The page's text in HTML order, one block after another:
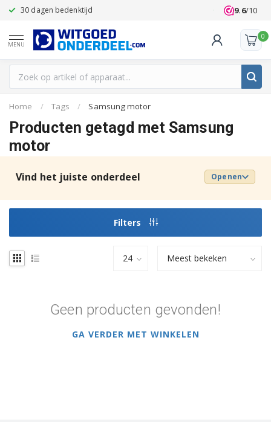
30 dagen bedenktijd Klanten
9.6/10
MENU
0
Home / Tags / Samsung motor
Producten getagd met Samsung
motor
Vind het juiste onderdeel Openen
Filters
Geen producten gevonden!
GA VERDER MET WINKELEN